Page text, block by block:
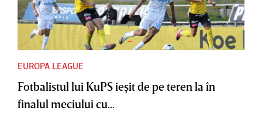
EUROPA LEAGUE
Fotbalistul lui KuPS ieşit de pe teren la în
finalul meciului cu...